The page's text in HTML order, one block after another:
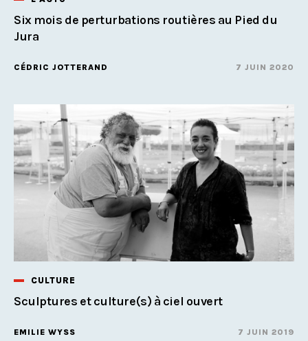
Six mois de perturbations routières au Pied du
Jura
CÉDRIC JOTTERAND 7 JUIN 2020
CULTURE
Sculptures et culture(s) à ciel ouvert
EMILIE WYSS 7 JUIN 2019